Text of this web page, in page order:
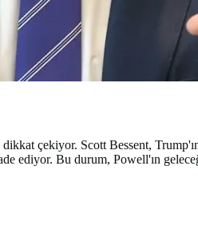
çekiyor. Scott Bessent,
ediyor. Bu durum, Powell'ın